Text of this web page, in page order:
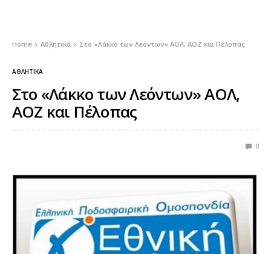
Home Αθλητικά Στο «Λάκκο των Λεόντων» ΑΟΛ, ΑΟΖ και Πέλοπας
ΑΘΛΗΤΙΚΆ
Στο «Λάκκο των Λεόντων» ΑΟΛ,
ΑΟΖ και Πέλοπας
0